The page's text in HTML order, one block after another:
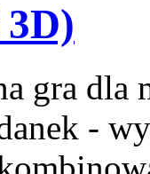
gra dla
-